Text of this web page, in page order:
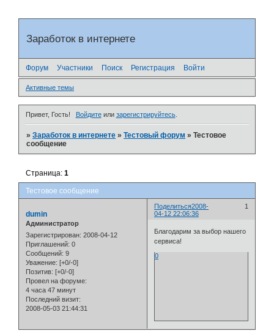
Заработок в интернете
Форум Участники Поиск Регистрация Войти
Активные темы
Привет, Гость! Войдитеили зарегистрируйтесь.
»Заработок в интернете »Тестовый форум »Тестовое
сообщение
Тестовое сообщение
Страница:1
Поделиться 1
2008-
04-12 22:06:36
dumin
Администратор
Зарегистрирован: 2008-04-12
Приглашений: 0
Сообщений: 9
Уважение: [+0/-0]
Позитив: [+0/-0]
Провел на форуме:
4 часа 47 минут
Последний визит:
2008-05-03 21:44:31
Благодарим за выбор нашего
сервиса!
0